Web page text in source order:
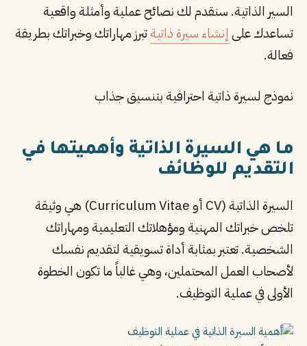
السير الذاتية. سنقدم لك نصائح عملية وأمثلة واقعية
تساعدك علىإنشاء سيرة ذاتيةتبرز مهاراتك وخبراتك بطريقة
فعالة.
نموذج لسيرة ذاتية احترافية بتنسيق جذاب
ما هي السيرة الذاتية وأهميتها في
التقديم للوظائف
السيرة الذاتية (CV أو Curriculum Vitae) هي وثيقة
تلخص خبراتك المهنية ومؤهلاتك التعليمية ومهاراتك
الشخصية. تعتبر بمثابة أداة تسويقية لتقديم نفسك
لأصحاب العمل المحتملين، وهي غالباً ما تكون الخطوة
الأولى في عملية التوظيف.